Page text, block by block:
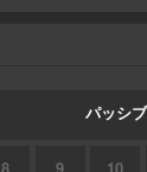
パッシブ